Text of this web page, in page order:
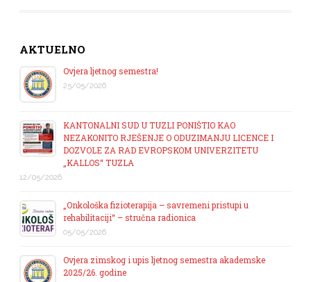
AKTUELNO
Ovjera ljetnog semestra!
25/05/2026
KANTONALNI SUD U TUZLI PONIŠTIO KAO
NEZAKONITO RJEŠENJE O ODUZIMANJU LICENCE I
DOZVOLE ZA RAD EVROPSKOM UNIVERZITETU
„KALLOS“ TUZLA
12/05/2026
„Onkološka fizioterapija – savremeni pristupi u
rehabilitaciji“ – stručna radionica
05/05/2026
Ovjera zimskog i upis ljetnog semestra akademske
2025/26. godine